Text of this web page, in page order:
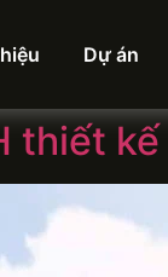
Dự án
thiết